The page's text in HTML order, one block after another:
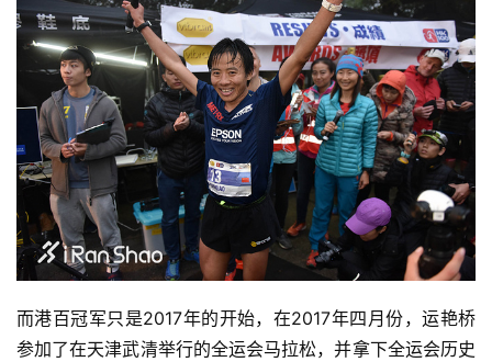
而港百冠军只是2017年的开始，在2017年四月份，运艳桥
参加了在天津武清举行的全运会马拉松，并拿下全运会历史